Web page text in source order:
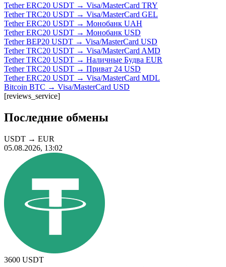
Tether ERC20 USDT → Visa/MasterCard TRY
Tether TRC20 USDT → Visa/MasterCard GEL
Tether ERC20 USDT → Монобанк UAH
Tether ERC20 USDT → Монобанк USD
Tether BEP20 USDT → Visa/MasterCard USD
Tether TRC20 USDT → Visa/MasterCard AMD
Tether TRC20 USDT → Наличные Будва EUR
Tether TRC20 USDT → Приват 24 USD
Tether ERC20 USDT → Visa/MasterCard MDL
Bitcoin BTC → Visa/MasterCard USD
[reviews_service]
Последние обмены
USDT → EUR
05.08.2026, 13:02
3600 USDT